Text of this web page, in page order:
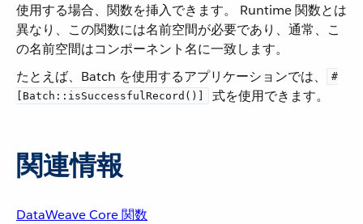
使用する場合、関数を挿入できます。 Runtime 関数とは
異なり、この関数には名前空間が必要であり、通常、こ
の名前空間はコンポーネント名に一致します。
たとえば、Batch を使用するアプリケーションでは、​
#
[Batch::isSuccessfulRecord()]
​ 式を使用できます。
関連情報
DataWeave Core 関数